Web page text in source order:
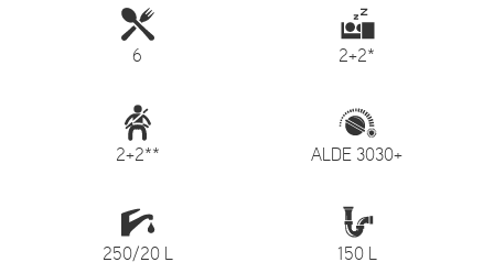
6 2+2*
2+2** ALDE 3030+
250/20 L 150 L